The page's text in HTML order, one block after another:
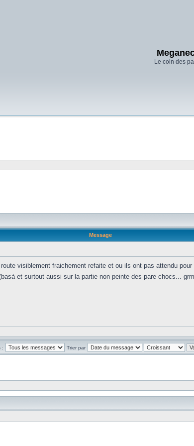
Le coin des
Message
visiblement fraichement refaite et ou ils ont pas attendu
et surtout aussi sur la partie non peinte des pare chocs...
: Trier par